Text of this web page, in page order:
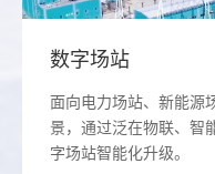
数字场站
面向电力场站、新能源
景，通过泛在物联、智
字场站智能化升级。